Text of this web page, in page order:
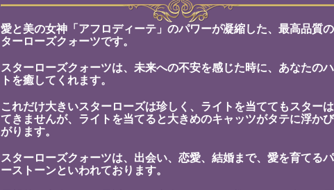
愛と美の女神「アフロディーテ」のパワーが凝縮した、最高品質
ターローズクォーツです。
スターローズクォーツは、未来への不安を感じた時に、あなたの
トを癒してくれます。
これだけ大きいスターローズは珍しく、ライトを当ててもスター
てきませんが、ライトを当てると大きめのキャッツがタテに浮か
がります。
スターローズクォーツは、出会い、恋愛、結婚まで、愛を育てる
ーストーンといわれております。